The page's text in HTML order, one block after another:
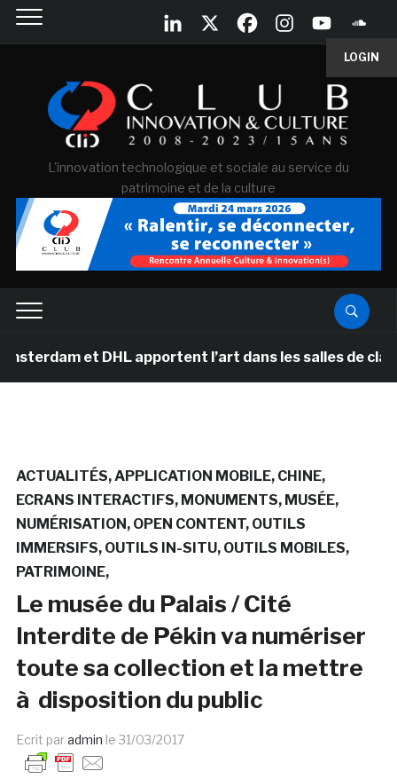
LOGIN
L'innovation technologique et sociale au service du
patrimoine et de la culture
et DHL apportent l’art dans les salles de classe des
ACTUALITÉS APPLICATION MOBILE CHINE
ECRANS INTERACTIFS MONUMENTS MUSÉE
NUMÉRISATION OPEN CONTENT OUTILS
IMMERSIFS OUTILS IN-SITU OUTILS MOBILES
PATRIMOINE
Le musée du Palais / Cité
Interdite de Pékin va numériser
toute sa collection et la mettre
à disposition du public
Ecrit paradmin le 31/03/2017